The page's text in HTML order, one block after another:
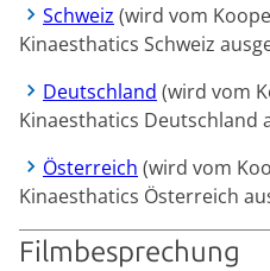
Schweiz (wird vom
Kinaesthatics Schweiz
Deutschland (wird vom
Kinaesthatics Deutschland
Österreich (wird vom
Kinaesthatics Österreich
Filmbesprechung